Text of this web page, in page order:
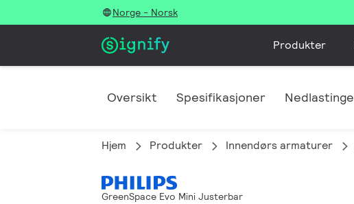
Norge - Norsk
Produkter
Oversikt Spesifikasjoner
Hjem Produkter Innendørs armaturer
GreenSpace Evo Mini Justerbar